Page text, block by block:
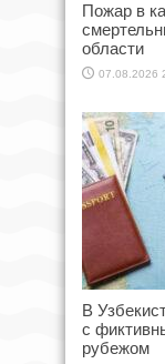
Пожар в
области
07.08.2026
В
с
рубежом